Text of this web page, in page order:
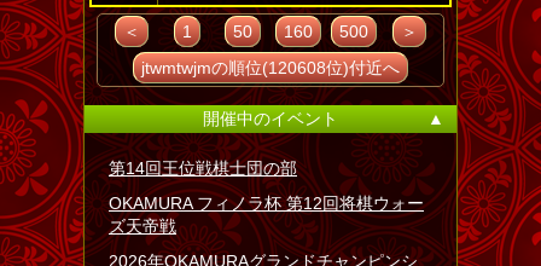
＜ 1 50 160 500
＞
jtwmtwjmの順位(120608位)付近へ
開催中のイベント ▲
第14回王位戦棋士団の部
OKAMURA フィノラ杯 第12回将棋ウォー
ズ天帝戦
2026年OKAMURAグランドチャンピンシ